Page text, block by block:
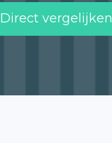
Direct vergelijken